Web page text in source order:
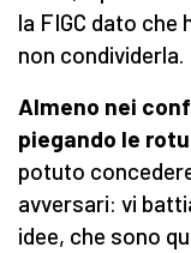
la FIGC dato
non condividerla.
Almeno nei
piegando le
potuto
avversari: vi
idee, che sono